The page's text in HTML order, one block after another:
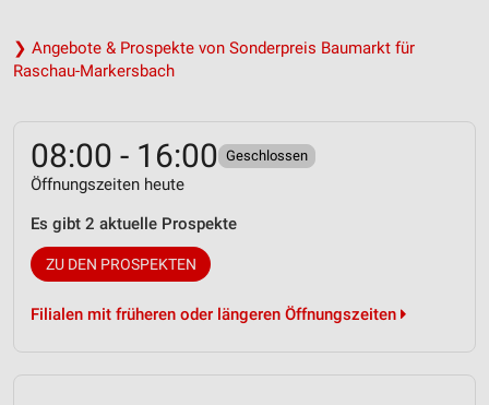
❯ Angebote & Prospekte von Sonderpreis Baumarkt für
Raschau-Markersbach
08:00 - 16:00 Geschlossen
Öffnungszeiten heute
Es gibt 2 aktuelle Prospekte
ZU DEN PROSPEKTEN
Filialen mit früheren oder längeren Öffnungszeiten